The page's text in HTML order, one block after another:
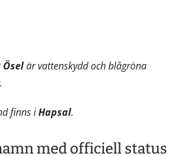
Öselär vattenskydd och blågröna
finns iHapsal.
med officiell status